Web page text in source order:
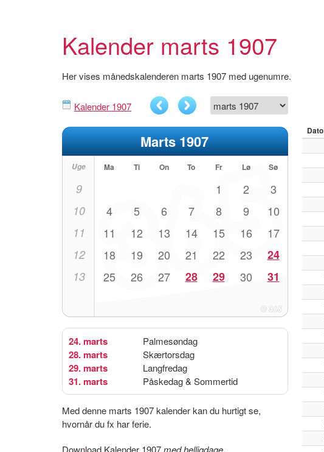
Kalender marts 1907
Her vises månedskalenderen marts 1907 med ugenumre.
Kalender 1907
Marts 1907
Uge Ma Ti On To Fr Lø Sø
9 1 2 3
10 4 5 6 7 8 9 10
11 11 12 13 14 15 16 17
12 18 19 20 21 22 23 24
13 25 26 27 28 29 30 31
24. marts Palmesøndag
28. marts Skærtorsdag
29. marts Langfredag
31. marts Påskedag & Sommertid
Med denne marts 1907 kalender kan du hurtigt se,
hvornår du fx har ferie.
Download Kalender 1907med helligdage.
Dato